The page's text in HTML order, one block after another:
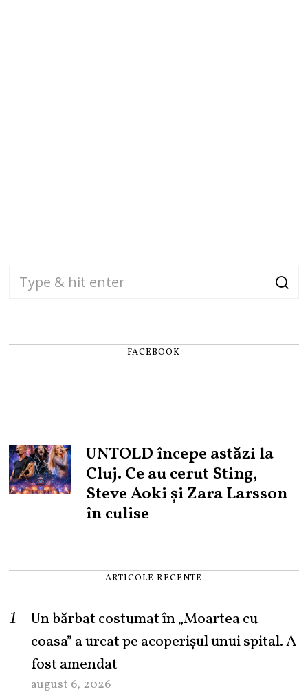
FACEBOOK
UNTOLD începe astăzi la
Cluj. Ce au cerut Sting,
Steve Aoki și Zara Larsson
în culise
ARTICOLE RECENTE
Un bărbat costumat în „Moartea cu
coasa” a urcat pe acoperișul unui spital. A
fost amendat
august 6, 2026